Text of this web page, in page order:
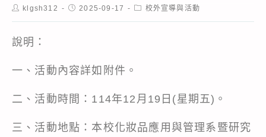
Postklgsh312
Post2025-09-17
Post校外宣導與活動
說明：
一、活動內容詳如附件。
二、活動時間：114年12月19日(星期五)。
三、活動地點：本校化妝品應用與管理系暨研究